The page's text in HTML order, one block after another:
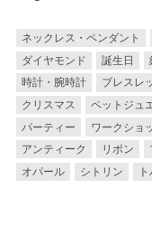
ネックレス・ペンダント
ダイヤモンド
誕生日
時計・腕時計
ブレスレ
クリスマス
ペットジュ
パーティー
ワークショ
アンティーク
リボン
オパール
シトリン